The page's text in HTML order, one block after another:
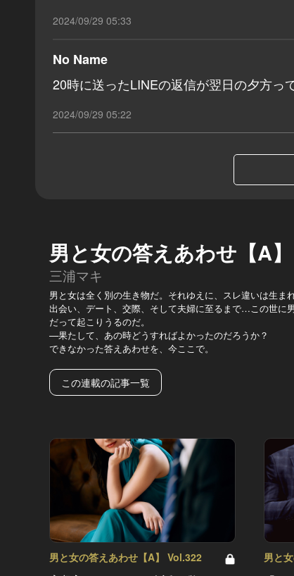
2024/09/29 05:33
No Name
20時に送ったLINEの返信が翌日の夕方っ
2024/09/29 05:22
男と女の答えあわせ【A】
三浦マキ
男と女は全く別の生き物だ。それゆえに、スレ違いは生まれ
出会い、デート、交際、そして夫婦に至るまで…この世に
だって起こりうるのだ。
—果たして、あの時どうすればよかったのだろうか？
できなかった答えあわせを、今ここで。
この連載の記事一覧
男と女の答えあわせ【A】 Vol.322 男と